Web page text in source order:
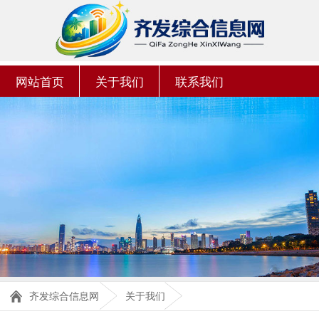
网站首页 关于我们 联系我们
齐发综合信息网 关于我们